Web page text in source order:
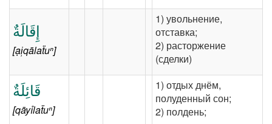
إِقَالَةٌ
[ại̹qālaẗuⁿ]
1) увольнение,
отставка;
2) расторжение
(сделки)
قَائِلَةٌ
[qāyỉlaẗuⁿ]
1) отдых днём,
полуденный сон;
2) полдень;